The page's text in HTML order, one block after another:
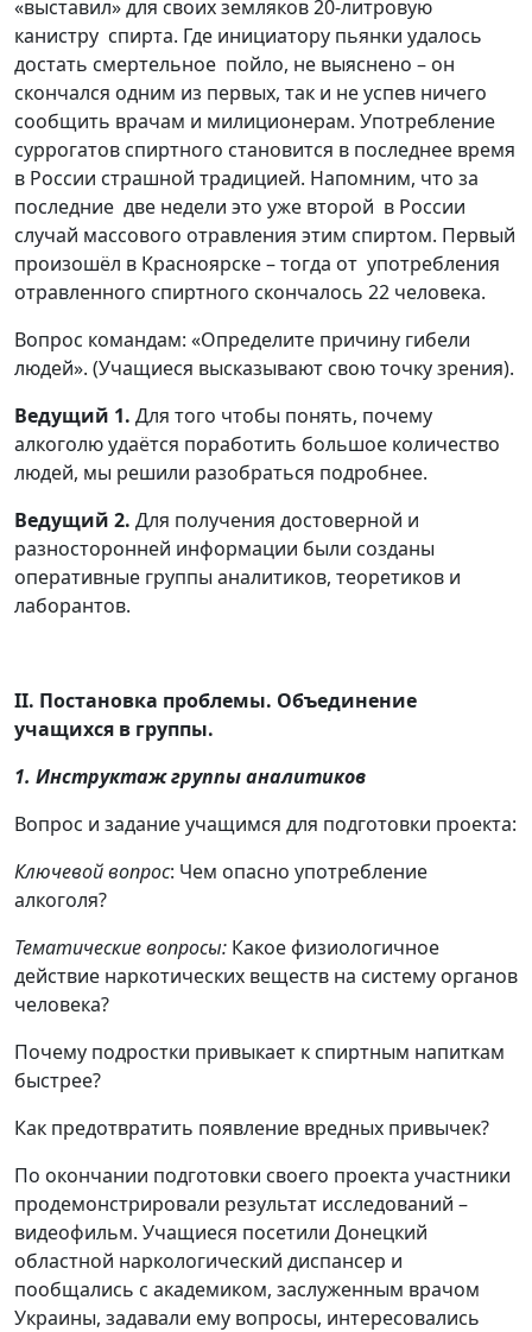
«выставил» для своих земляков 20-литровую
канистру спирта. Где инициатору пьянки удалось
достать смертельное пойло, не выяснено – он
скончался одним из первых, так и не успев ничего
сообщить врачам и милиционерам. Употребление
суррогатов спиртного становится в последнее время
в России страшной традицией. Напомним, что за
последние две недели это уже второй в России
случай массового отравления этим спиртом. Первый
произошёл в Красноярске – тогда от употребления
отравленного спиртного скончалось 22 человека.
Вопрос командам: «Определите причину гибели
людей». (Учащиеся высказывают свою точку зрения).
Ведущий 1. Для того чтобы понять, почему
алкоголю удаётся поработить большое количество
людей, мы решили разобраться подробнее.
Ведущий 2. Для получения достоверной и
разносторонней информации были созданы
оперативные группы аналитиков, теоретиков и
лаборантов.
ІІ. Постановка проблемы. Объединение
учащихся в группы.
1. Инструктаж группы аналитиков
Вопрос и задание учащимся для подготовки проекта:
Ключевой вопрос: Чем опасно употребление
алкоголя?
Тематические вопросы: Какое физиологичное
действие наркотических веществ на систему органов
человека?
Почему подростки привыкает к спиртным напиткам
быстрее?
Как предотвратить появление вредных привычек?
По окончании подготовки своего проекта участники
продемонстрировали результат исследований –
видеофильм. Учащиеся посетили Донецкий
областной наркологический диспансер и
пообщались с академиком, заслуженным врачом
Украины, задавали ему вопросы, интересовались